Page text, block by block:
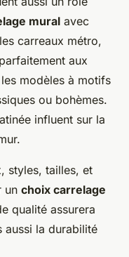
mural avec
carreaux métro,
aux
modèles à motifs
ou bohèmes.
influent sur la
styles, tailles, et
un choix carrelage
qualité assurera
aussi la durabilité